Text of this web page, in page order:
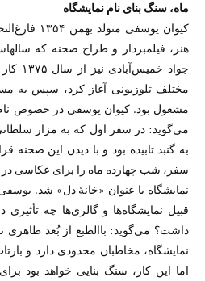
ماه، سنگ بنای نام نمایشگاه
کیوان یوسفی
هنر، فیلمبردار و طراح صحنه که
جواد
مختلف تلوزیونی آغاز کرد، سپس به
مشغول بود. کیوان یوسفی در خصوص نام
می‌گوید: در سفر اول که به مزار
به گنبد تابیده بود و با دیدن این صحنه
سفر، شب چهارده ماه را برای عکاسی در
نمایشگاه با عنوان «خانهٔ دل» شد.
قبیل نمایشگاه‌ها و گالری‌ها چه
داشت؟ می‌گوید: باالطبع از بُعد ظاهری
نمایشگاه، مخاطبان محدودی دارد و
اما این کار، سنگ بنایی خواهد بود